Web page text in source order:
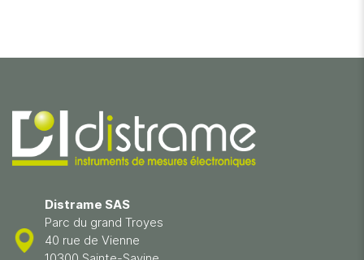
Distrame SAS
Parc du grand Troyes
40 rue de Vienne